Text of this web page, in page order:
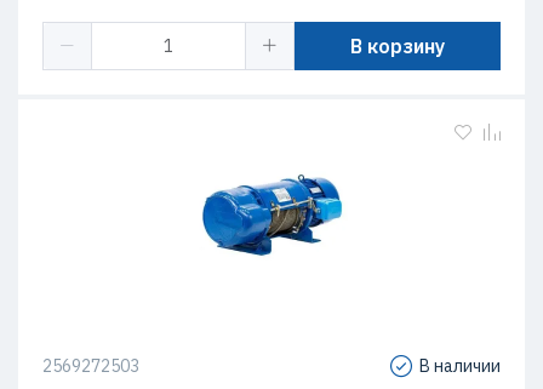
В корзину
2569272503 В наличии